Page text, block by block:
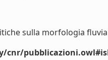
sulla morfologia
cnr/